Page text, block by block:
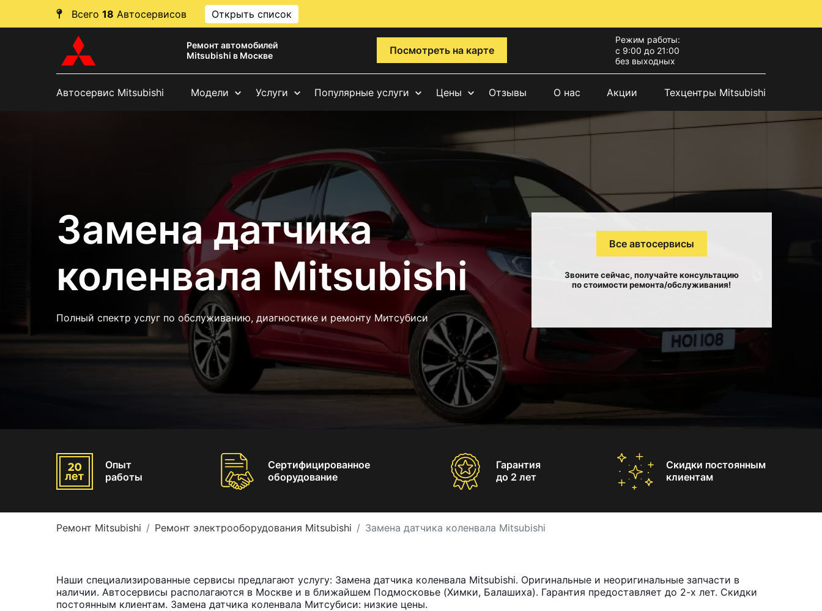
Всего 18 Автосервисов Открыть список
Ремонт автомобилей
Mitsubishi в Москве
Посмотреть на карте
Режим работы:
с 9:00 до 21:00
без выходных
Автосервис Mitsubishi Модели Услуги Популярные услуги Цены Отзывы О нас Акции Техцентры Mitsubishi
Замена датчика
коленвала Mitsubishi
Полный спектр услуг по обслуживанию, диагностике и ремонту Митсубиси
Все автосервисы
Звоните сейчас, получайте консультацию
по стоимости ремонта/обслуживания!
Опыт
работы
Сертифицированное
оборудование
Гарантия
до 2 лет
Скидки постоянным
клиентам
Ремонт Mitsubishi Ремонт электрооборудования Mitsubishi Замена датчика коленвала Mitsubishi
Наши специализированные сервисы предлагают услугу: Замена датчика коленвала Mitsubishi. Оригинальные и неоригинальные запчасти в
наличии. Автосервисы располагаются в Москве и в ближайшем Подмосковье (Химки, Балашиха). Гарантия предоставляет до 2-х лет. Скидки
постоянным клиентам. Замена датчика коленвала Митсубиси: низкие цены.